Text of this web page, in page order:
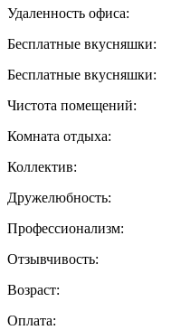
Удаленность офиса:
Бесплатные вкусняшки:
Бесплатные вкусняшки:
Чистота помещений:
Комната отдыха:
Коллектив:
Дружелюбность:
Профессионализм:
Отзывчивость:
Возраст:
Оплата: